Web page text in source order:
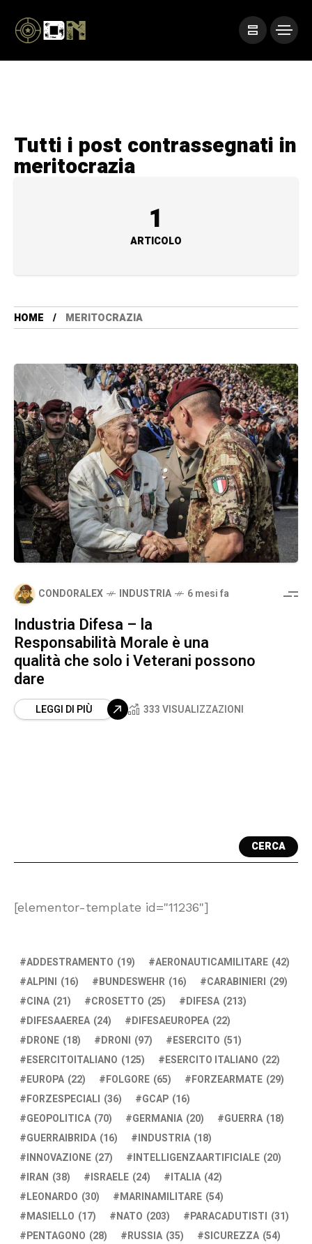
Tutti i post contrassegnati in
meritocrazia
1
ARTICOLO
HOME MERITOCRAZIA
CONDORALEX INDUSTRIA 6 mesi fa
Industria Difesa – la
Responsabilità Morale è una
qualità che solo i Veterani possono
dare
LEGGI DI PIÙ 333 VISUALIZZAZIONI
CERCA
[elementor-template id="11236"]
ADDESTRAMENTO (19) AERONAUTICAMILITARE (42)
ALPINI (16) BUNDESWEHR (16) CARABINIERI (29)
CINA (21) CROSETTO (25) DIFESA (213)
DIFESAAEREA (24) DIFESAEUROPEA (22)
DRONE (18) DRONI (97) ESERCITO (51)
ESERCITOITALIANO (125) ESERCITO ITALIANO (22)
EUROPA (22) FOLGORE (65) FORZEARMATE (29)
FORZESPECIALI (36) GCAP (16)
GEOPOLITICA (70) GERMANIA (20) GUERRA (18)
GUERRAIBRIDA (16) INDUSTRIA (18)
INNOVAZIONE (27) INTELLIGENZAARTIFICIALE (20)
IRAN (38) ISRAELE (24) ITALIA (42)
LEONARDO (30) MARINAMILITARE (54)
MASIELLO (17) NATO (203) PARACADUTISTI (31)
PENTAGONO (28) RUSSIA (35) SICUREZZA (54)